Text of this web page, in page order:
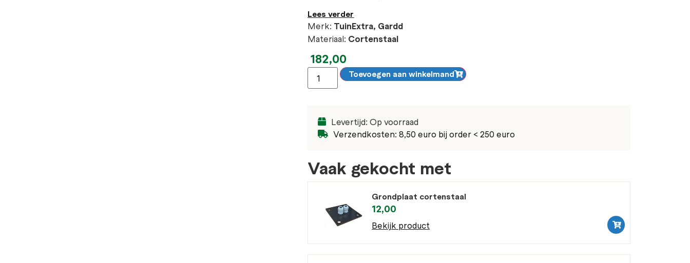
Lees verder
Merk: TuinExtra, Gardd
Materiaal: Cortenstaal
182,00
Toevoegen aan winkelmand
Levertijd: Op voorraad
Verzendkosten: 8,50 euro bij order < 250 euro
Vaak gekocht met
Grondplaat cortenstaal
12,00
Bekijk product